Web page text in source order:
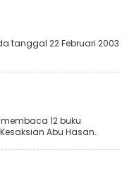
tanggal 22 Februari 2003
12 buku
Abu Hasan..